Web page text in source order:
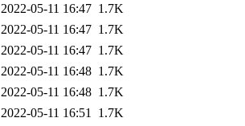
2022-05-11 16:47 1.7K
2022-05-11 16:47 1.7K
2022-05-11 16:47 1.7K
2022-05-11 16:48 1.7K
2022-05-11 16:48 1.7K
2022-05-11 16:51 1.7K